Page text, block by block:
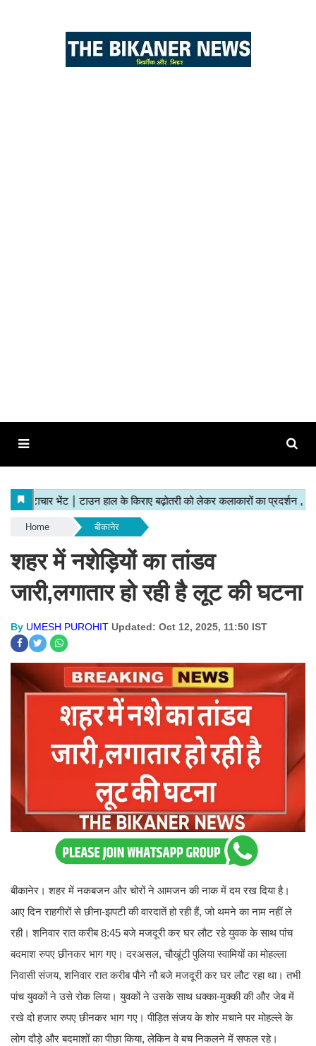
Home बीकानेर
शहर में नशेड़ियों का तांडव
जारी,लगातार हो रही है लूट की घटना
By UMESH PUROHIT Updated: Oct 12, 2025, 11:50 IST
बीकानेर। शहर में नकबजन और चोरों ने आमजन की नाक में दम रख दिया है।
आए दिन राहगीरों से छीना-झपटी की वारदातें हो रही हैं, जो थमने का नाम नहीं ले
रही। शनिवार रात करीब 8:45 बजे मजदूरी कर घर लौट रहे युवक के साथ पांच
बदमाश रुपए छीनकर भाग गए। दरअसल, चौखूंटी पुलिया स्वामियों का मोहल्ला
निवासी संजय, शनिवार रात करीब पौने नौ बजे मजदूरी कर घर लौट रहा था। तभी
पांच युवकों ने उसे रोक लिया। युवकों ने उसके साथ धक्का-मुक्की की और जेब में
रखे दो हजार रुपए छीनकर भाग गए। पीड़ित संजय के शोर मचाने पर मोहल्ले के
लोग दौड़े और बदमाशों का पीछा किया, लेकिन वे बच निकलने में सफल रहे।